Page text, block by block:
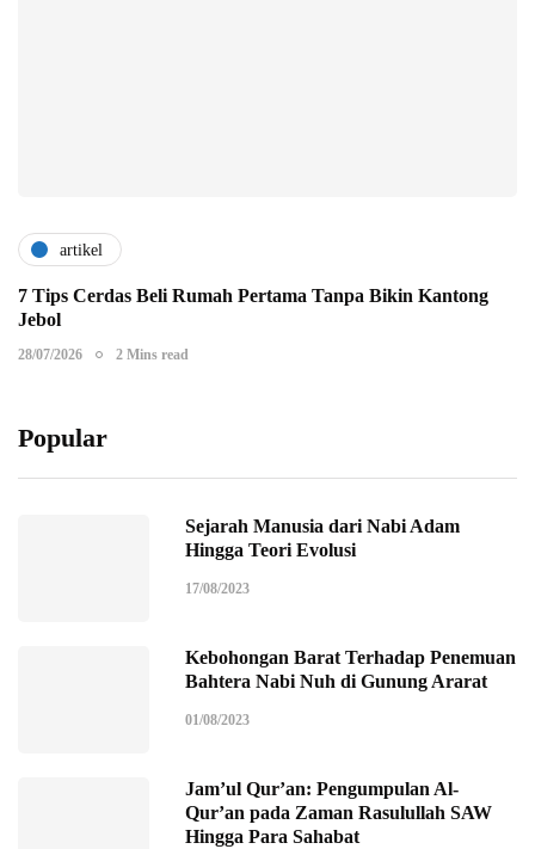
artikel
7 Tips Cerdas Beli Rumah Pertama Tanpa Bikin Kantong
Jebol
28/07/2026 2 Mins read
Popular
Sejarah Manusia dari Nabi Adam
Hingga Teori Evolusi
17/08/2023
Kebohongan Barat Terhadap Penemuan
Bahtera Nabi Nuh di Gunung Ararat
01/08/2023
Jam’ul Qur’an: Pengumpulan Al-
Qur’an pada Zaman Rasulullah SAW
Hingga Para Sahabat